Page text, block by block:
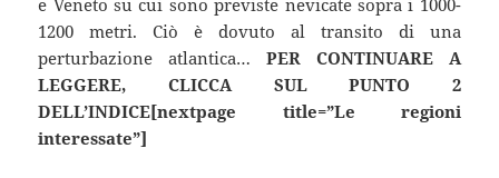
1200 metri. Ciò è dovuto al transito di una
perturbazione atlantica… PER CONTINUARE A
LEGGERE, CLICCA SUL PUNTO 2
DELL’INDICE[nextpage title=”Le regioni
interessate”]